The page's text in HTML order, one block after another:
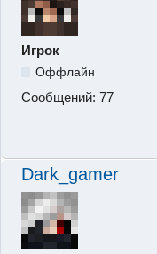
Игрок
Оффлайн
Сообщений: 77
Dark_gamer